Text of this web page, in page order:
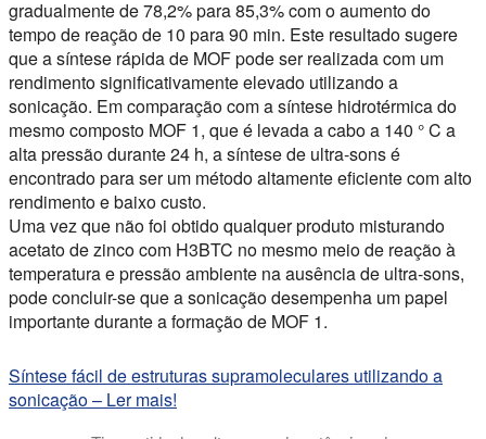
gradualmente de 78,2% para 85,3% com o aumento do
tempo de reação de 10 para 90 min. Este resultado sugere
que a síntese rápida de MOF pode ser realizada com um
rendimento significativamente elevado utilizando a
sonicação. Em comparação com a síntese hidrotérmica do
mesmo composto MOF 1, que é levada a cabo a 140 ° C a
alta pressão durante 24 h, a síntese de ultra-sons é
encontrado para ser um método altamente eficiente com alto
rendimento e baixo custo.
Uma vez que não foi obtido qualquer produto misturando
acetato de zinco com H3BTC no mesmo meio de reação à
temperatura e pressão ambiente na ausência de ultra-sons,
pode concluir-se que a sonicação desempenha um papel
importante durante a formação de MOF 1.
Síntese fácil de estruturas supramoleculares utilizando a
sonicação – Ler mais!